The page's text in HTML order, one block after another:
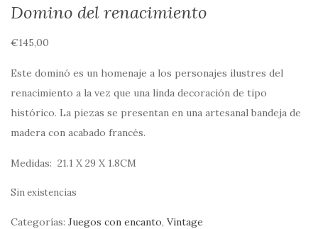
Domino del renacimiento
€145,00
Este dominó es un homenaje a los personajes ilustres del
renacimiento a la vez que una linda decoración de tipo
histórico. La piezas se presentan en una artesanal bandeja de
madera con acabado francés.
Medidas: 21.1 X 29 X 1.8CM
Sin existencias
Categorías: Juegos con encanto, Vintage